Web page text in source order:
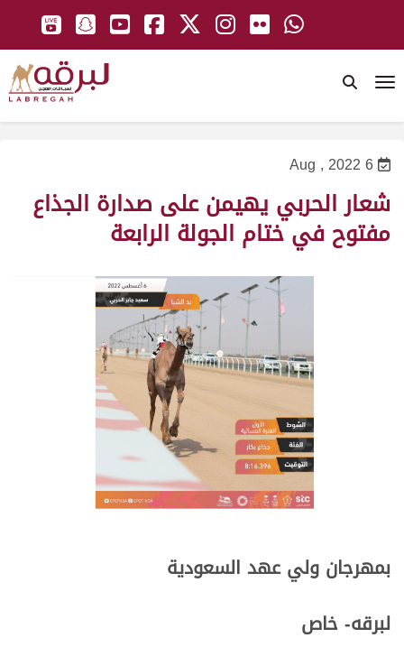
6 Aug , 2022
شعار الحربي يهيمن على صدارة الجذاع
مفتوح في ختام الجولة الرابعة
بمهرجان ولي عهد السعودية
لبرقه- خاص